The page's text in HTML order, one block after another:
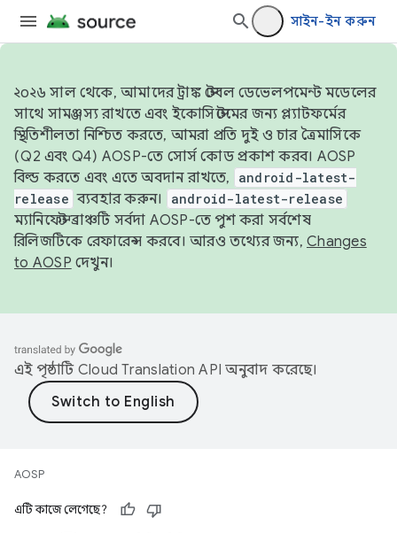
সাইন-ইন করুন
২০২৬ সাল থেকে, আমাদের ট্রাঙ্ক স্টেবল ডেভেলপমেন্ট মডেলের
সাথে সামঞ্জস্য রাখতে এবং ইকোসিস্টেমের জন্য প্ল্যাটফর্মের
স্থিতিশীলতা নিশ্চিত করতে, আমরা প্রতি দুই ও চার ত্রৈমাসিকে
(Q2 এবং Q4) AOSP-তে সোর্স কোড প্রকাশ করব। AOSP
বিল্ড করতে এবং এতে অবদান রাখতে,
android-latest-
release ব্যবহার করুন। android-latest-release
ম্যানিফেস্ট ব্রাঞ্চটি সর্বদা AOSP-তে পুশ করা সর্বশেষ
রিলিজটিকে রেফারেন্স করবে। আরও তথ্যের জন্য, Changes
to AOSP দেখুন।
এই পৃষ্ঠাটি Cloud Translation API অনুবাদ করেছে।
AOSP
এটি কাজে লেগেছে?